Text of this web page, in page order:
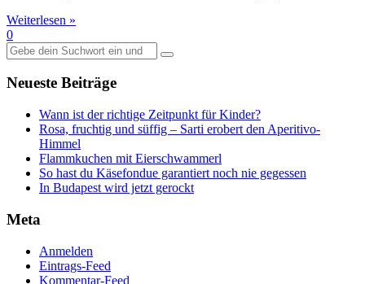
Weiterlesen »
0
Suche
nach:
Neueste Beiträge
Wann ist der richtige Zeitpunkt für Kinder?
Rosa, fruchtig und süffig – Sarti erobert den Aperitivo-
Himmel
Flammkuchen mit Eierschwammerl
So hast du Käsefondue garantiert noch nie gegessen
In Budapest wird jetzt gerockt
Meta
Anmelden
Eintrags-Feed
Kommentar-Feed